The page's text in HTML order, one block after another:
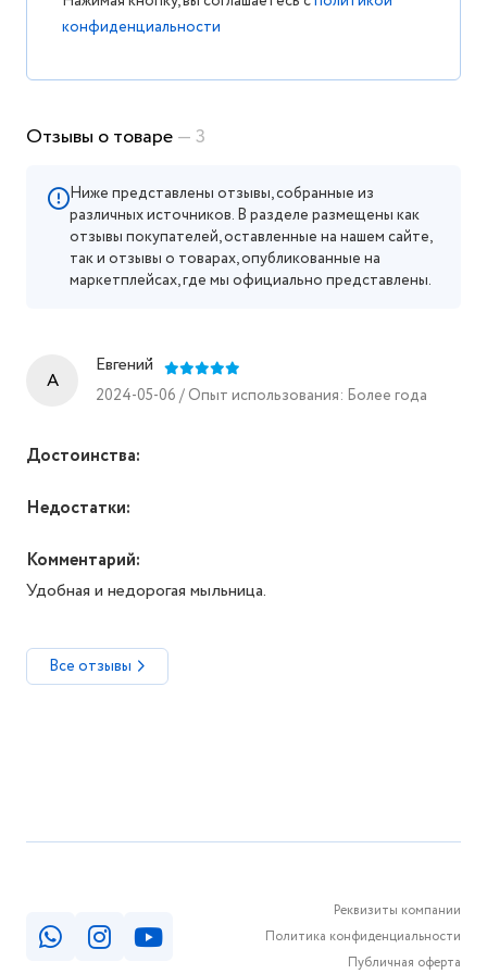
конфиденциальности
Отзывы о товаре— 3
Ниже представлены отзывы, собранные из
различных источников. В разделе размещены как
отзывы покупателей, оставленные на нашем сайте,
так и отзывы о товарах, опубликованные на
маркетплейсах, где мы официально представлены.
A
Евгений
2024-05-06 / Опыт использования: Более года
Достоинства:
Недостатки:
Комментарий:
Удобная и недорогая мыльница.
Все отзывы
Реквизиты компании
Политика конфиденциальности
Публичная оферта